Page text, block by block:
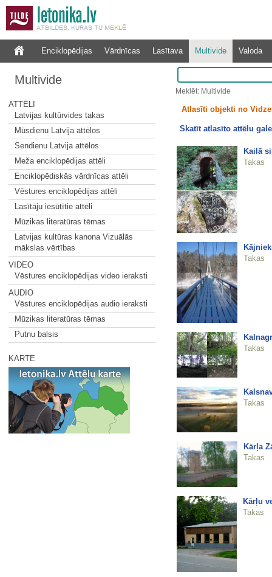
Enciklopēdijas Vārdnīcas Lasītava Multivide Valoda
Multivide
ATTĒLI
Latvijas kultūrvides takas
Mūsdienu Latvija attēlos
Sendienu Latvija attēlos
Meža enciklopēdijas attēli
Enciklopēdiskās vārdnīcas attēli
Vēstures enciklopēdijas attēli
Lasītāju iesūtītie attēli
Mūzikas literatūras tēmas
Latvijas kultūras kanona Vizuālās
mākslas vērtības
VIDEO
Vēstures enciklopēdijas video ieraksti
AUDIO
Vēstures enciklopēdijas audio ieraksti
Mūzikas literatūras tēmas
Putnu balsis
KARTE
Meklēt: Multivide
Atlasīti objekti no
Skatīt atlasīto attēlu
Kailā
Takas
Takas
Takas
Takas
Kārļa
Takas
Kārļu
Takas